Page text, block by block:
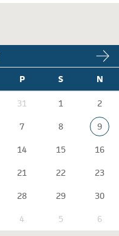
P S N
31 1
2
7 8
9
14 15
16
21 22
23
28 29
30
4 5 6